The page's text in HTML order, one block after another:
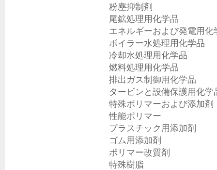
粉塵抑制剤
尾鉱処理用化学品
エネルギーおよび発電用化
ボイラー水処理用化学品
冷却水処理用化学品
燃料処理用化学品
排出ガス制御用化学品
タービンと設備保護用化学
特殊ポリマーおよび添加剤
性能ポリマー
プラスチック用添加剤
ゴム用添加剤
ポリマー改質剤
特殊樹脂